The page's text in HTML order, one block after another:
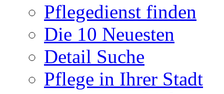
Pflegedienst finden
Die 10 Neuesten
Detail Suche
Pflege in Ihrer Stadt